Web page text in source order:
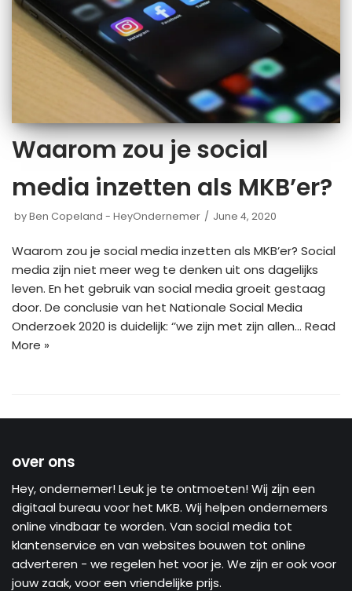
Waarom zou je social
media inzetten als MKB’er?
byBen Copeland - HeyOndernemer June 4, 2020
Waarom zou je social media inzetten als MKB’er? Social
media zijn niet meer weg te denken uit ons dagelijks
leven. En het gebruik van social media groeit gestaag
door. De conclusie van het Nationale Social Media
Onderzoek 2020 is duidelijk: ‘’we zijn met zijn allen… Read
More »
over ons
Hey, ondernemer! Leuk je te ontmoeten! Wij zijn een
digitaal bureau voor het MKB. Wij helpen ondernemers
online vindbaar te worden. Van social media tot
klantenservice en van websites bouwen tot online
adverteren - we regelen het voor je. We zijn er ook voor
jouw zaak, voor een vriendelijke prijs.